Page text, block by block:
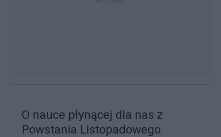
O nauce płynącej dla nas z
Powstania Listopadowego